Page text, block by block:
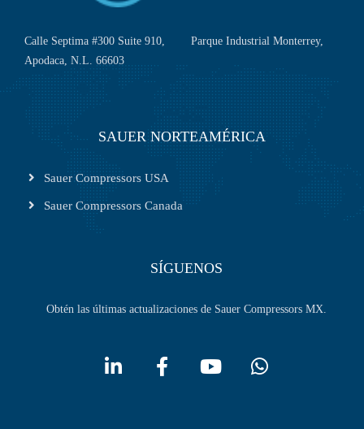
Calle Septima #300 Suite 910, Parque Industrial Monterrey,
Apodaca, N.L. 66603
SAUER NORTEAMÉRICA
Sauer Compressors USA
Sauer Compressors Canada
SÍGUENOS
Obtén las últimas actualizaciones de Sauer Compressors MX.